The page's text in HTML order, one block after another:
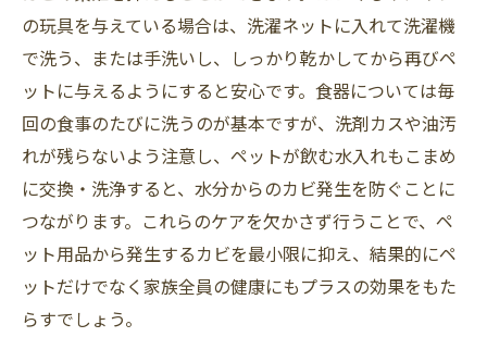
の玩具を与えている場合は、洗濯ネットに入れて洗濯機
で洗う、または手洗いし、しっかり乾かしてから再びペ
ットに与えるようにすると安心です。食器については毎
回の食事のたびに洗うのが基本ですが、洗剤カスや油汚
れが残らないよう注意し、ペットが飲む水入れもこまめ
に交換・洗浄すると、水分からのカビ発生を防ぐことに
つながります。これらのケアを欠かさず行うことで、ペ
ット用品から発生するカビを最小限に抑え、結果的にペ
ットだけでなく家族全員の健康にもプラスの効果をもた
らすでしょう。